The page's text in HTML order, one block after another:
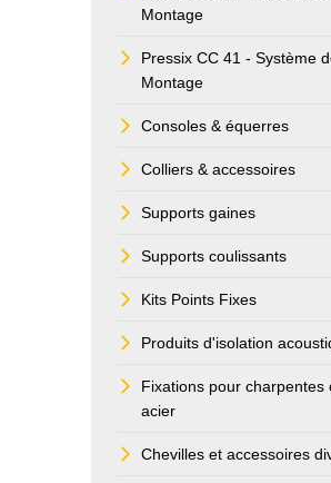
Montage
Pressix CC 41 - Système
Montage
Consoles & équerres
Colliers & accessoires
Supports gaines
Supports coulissants
Kits Points Fixes
Produits d'isolation
Fixations pour charpentes
acier
Chevilles et accessoires